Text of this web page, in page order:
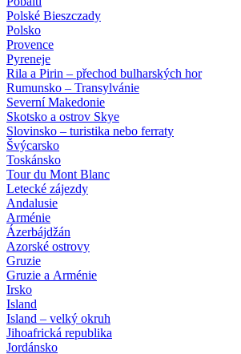
Polské Bieszczady
Polsko
Provence
Pyreneje
Rila a Pirin – přechod bulharských hor
Rumunsko – Transylvánie
Severní Makedonie
Skotsko a ostrov Skye
Slovinsko – turistika nebo ferraty
Švýcarsko
Toskánsko
Tour du Mont Blanc
Letecké zájezdy
Andalusie
Arménie
Ázerbájdžán
Azorské ostrovy
Gruzie
Gruzie a Arménie
Irsko
Island
Island – velký okruh
Jihoafrická republika
Jordánsko